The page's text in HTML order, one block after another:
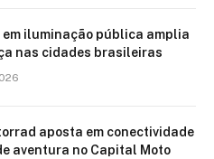
em iluminação pública amplia
nas cidades brasileiras
aposta em conectividade
aventura no Capital Moto